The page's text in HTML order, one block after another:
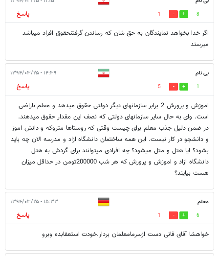
8
1
پاسخ
اگر خدا بخواهد نمایندگان به حق شان که رساندن گرفتنحقوق افراد میباشد
میرسند
بی نام ۱۴:۳۹ - ۱۳۹۴/۰۳/۲۵
1
5
پاسخ
اموزش و پرورش 2 برابر سازمانهای دیگر دولتی حقوق میدهد و معلم ناراضی
است. وای به حال سایر سازمانهای دولتی که نصف این مقدار حقوق میدهند.
در ضمن دلیل جذب معلم برای چیست وقتی که روستاها متروکه و دانش اموز
و دانشجو در کار نیست. این همه ساختمان دانشگاه ازاد و مدرسه الان چه باید
بشود؟ ایا هتل و متل میشود؟ چه افرادی میتوانند برای گردش به هتل
دانشگاه ازاد و اموزش و پرورش که هر شب 200000تومن در حداقل میزان
هست بیایند؟
معلم ۱۵:۳۳ - ۱۳۹۴/۰۳/۲۵
6
1
پاسخ
خواهشا آقاى فانی دست ازسرمامعلمان بردار.خودت استعفابده وبرو